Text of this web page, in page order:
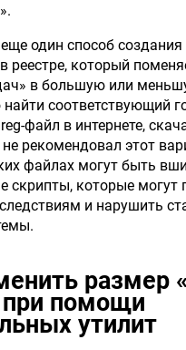
один способ
реестре, который
в большую или
найти соответствующий
файл в интернете,
рекомендовал этот
файлах могут быть
скрипты, которые могут
и нарушить
размер
при помощи
утилит